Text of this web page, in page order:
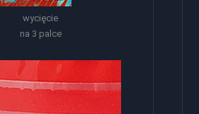
wycięcie
na 3 palce